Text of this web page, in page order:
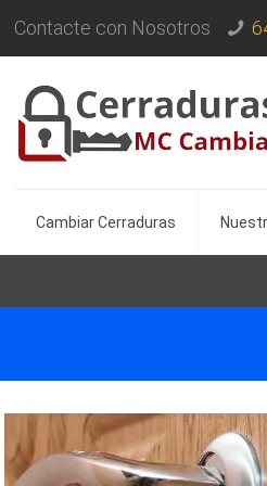
Contacte con Nosotros
Cambiar Cerraduras